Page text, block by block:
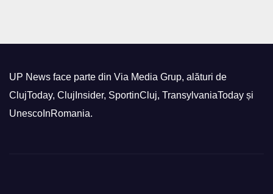
UP News face parte din Via Media Grup, alături de
ClujToday, ClujInsider, SportinCluj, TransylvaniaToday și
UnescoInRomania.